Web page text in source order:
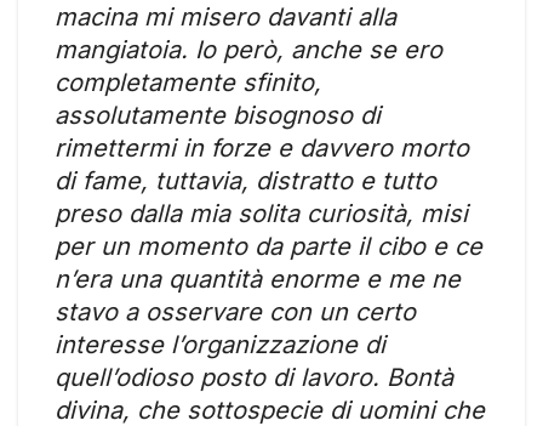
macina mi misero davanti alla
mangiatoia. Io però, anche se ero
completamente sfinito,
assolutamente bisognoso di
rimettermi in forze e davvero morto
di fame, tuttavia, distratto e tutto
preso dalla mia solita curiosità, misi
per un momento da parte il cibo e ce
n’era una quantità enorme e me ne
stavo a osservare con un certo
interesse l’organizzazione di
quell’odioso posto di lavoro. Bontà
divina, che sottospecie di uomini che